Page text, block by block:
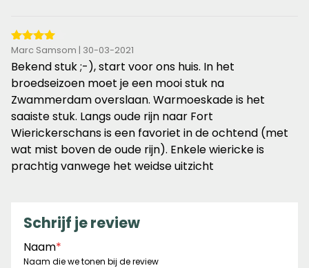
4
van
de
5
sterren
Marc Samsom | 30-03-2021
Bekend stuk ;-), start voor ons huis. In het
broedseizoen moet je een mooi stuk na
Zwammerdam overslaan. Warmoeskade is het
saaiste stuk. Langs oude rijn naar Fort
Wierickerschans is een favoriet in de ochtend (met
wat mist boven de oude rijn). Enkele wiericke is
prachtig vanwege het weidse uitzicht
Schrijf je review
Naam*
Naam die we tonen bij de review